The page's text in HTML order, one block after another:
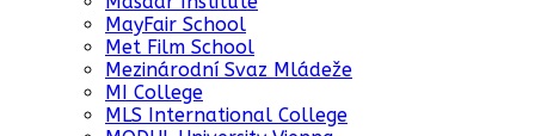
MayFair School
Met Film School
Mezinárodní Svaz Mládeže
MI College
MLS International College